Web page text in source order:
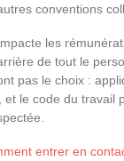
conventions
les
de tout le
pas le choix :
et le code du travail
entrer en